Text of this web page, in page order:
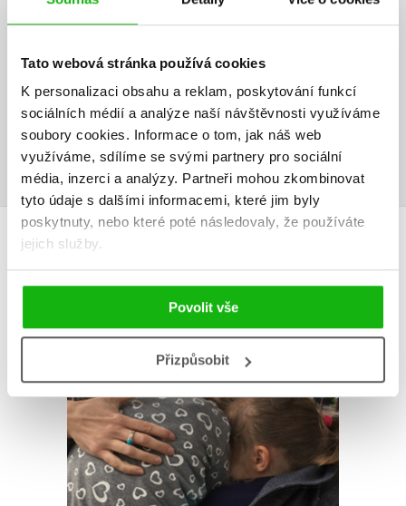
Tato webová stránka používá cookies
K personalizaci obsahu a reklam, poskytování funkcí
sociálních médií a analýze naší návštěvnosti využíváme
soubory cookies. Informace o tom, jak náš web
využíváme, sdílíme se svými partnery pro sociální
média, inzerci a analýzy. Partneři mohou zkombinovat
tyto údaje s dalšími informacemi, které jim byly
poskytnuty, nebo které poté následovaly, že používáte
jejich služby.
Povolit vše
Přizpůsobit
V současné době nejsou vytvořena žádná uživatelská hodnocení.
Uživatelskou recenzi mohou vkládat pouze registrovaní uživatelé
Přihlásit
AUTOR KNIHY